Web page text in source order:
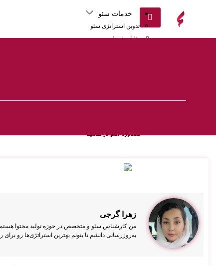
خدمات سئو
تدوین استراتژی سئو
مشاوره سئو
مشاوره سئو در مشهد
زهرا گرجی
من کارشناس سئو و متخصص در حوزه تولید محتوا
به‌روزرسانی دانشم تا بتونم بهترین استراتژی‌ها رو برای